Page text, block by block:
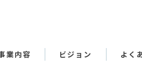
業内容 ビジョン よく